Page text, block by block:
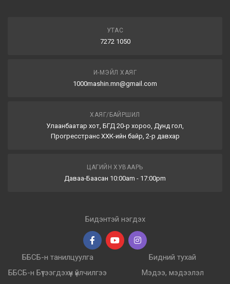
УТАС
7272 1050
И-МЭЙЛ ХАЯГ
1000mashin.mn@gmail.com
ХАЯГ/БАЙРШИЛ
Улаанбаатар хот, БГД 20-р хороо, Дунд гол,
Прогресстранс ХХК-ийн байр, 2-р давхар
ЦАГИЙН ХУВААРЬ
Даваа-Баасан 10:00am - 17:00pm
Бидэнтэй нэгдэх
ББСБ-н танилцуулга
ББСБ-н Бүтээгдэхүүн үйлчилгээ
Бидний тухай
Мэдээ, мэдээлэл